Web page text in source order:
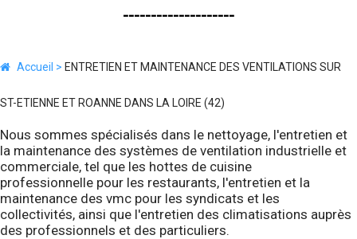
REJOIGNEZ-NOUS▼
--------------------
Accueil > ENTRETIEN ET MAINTENANCE DES VENTILATIONS SUR
ST-ETIENNE ET ROANNE DANS LA LOIRE (42)
Nous sommes spécialisés dans le nettoyage, l'entretien et
la maintenance des systèmes de ventilation industrielle et
commerciale, tel que les hottes de cuisine
professionnelle pour les restaurants, l'entretien et la
maintenance des vmc pour les syndicats et les
collectivités, ainsi que l'entretien des climatisations auprès
des professionnels et des particuliers.